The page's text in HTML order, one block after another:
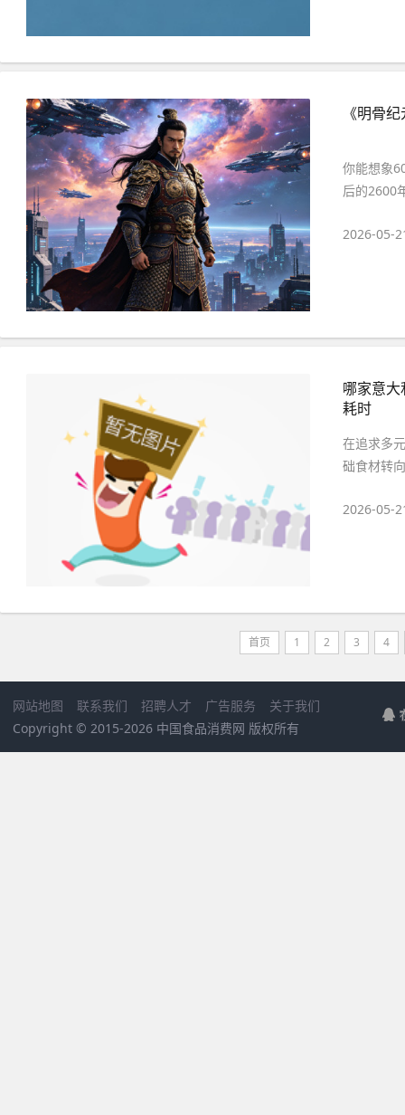
《明骨
你能想象
后的2600
2026-05-
哪家意
耗时
在追求多
础食材转
2026-05-
首页 1 2 3 4
网站地图 联系我们 招聘人才 广告服务
关于我们
Copyright © 2015-2026 中国食品消费网 版权所有